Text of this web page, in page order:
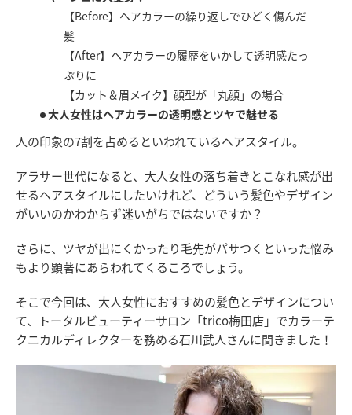
【Before】ヘアカラーの繰り返しでひどく傷んだ
髪
【After】ヘアカラーの履歴をいかして透明感たっ
ぷりに
【カット＆眉メイク】顔型が「丸顔」の場合
大人女性はヘアカラーの透明感とツヤで魅せる
人の印象の7割を占めるといわれているヘアスタイル。
アラサー世代になると、大人女性の落ち着きとこなれ感が出
せるヘアスタイルにしたいけれど、どういう髪色やデザイン
がいいのかわからず迷いがちではないですか？
さらに、ツヤが出にくかったり毛先がパサつくといった悩み
もより顕著にあらわれてくるころでしょう。
そこで今回は、大人女性におすすめの髪色とデザインについ
て、トータルビューティーサロン「trico梅田店」でカラーテ
クニカルディレクターを務める石川武人さんに聞きました！